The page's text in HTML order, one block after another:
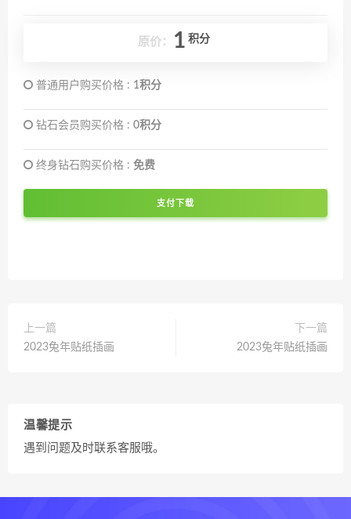
原价： 1 积分
普通用户购买价格 : 1积分
钻石会员购买价格 : 0积分
终身钻石购买价格 : 免费
支付下载
上一篇
2023兔年贴纸插画
下一篇
2023兔年贴纸插画
温馨提示
遇到问题及时联系客服哦。